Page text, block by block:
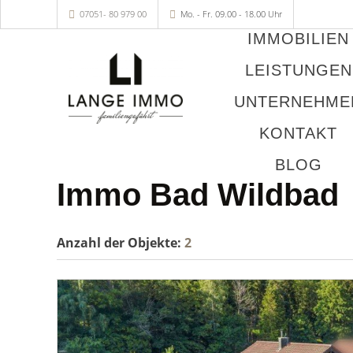
07051- 80 979 00 Mo. - Fr. 09.00 - 18.00 Uhr
IMMOBILIEN
LEISTUNGEN
KONTAKT
BLOG
Immo Bad Wildbad
Anzahl der Objekte: 2